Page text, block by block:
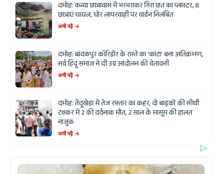
दमोह: कन्या छात्रावास में भरभराकर गिरा छत का प्लास्टर, 8
छात्राएं घायल, घोर लापरवाही पर वार्डन निलंबित
अभी पढ़ें →
दमोह: बांदकपुर कॉरिडोर के रास्ते का 'कांटा' बना अतिक्रमण,
सर्व हिंदू समाज ने दी उग्र आंदोलन की चेतावनी
अभी पढ़ें →
दमोह: तेंदूखेड़ा में तेज रफ्तार का कहर, दो बाइकों की सीधी
टक्कर में 2 की दर्दनाक मौत, 2 साल के मासूम की हालत
नाजुक
अभी पढ़ें →